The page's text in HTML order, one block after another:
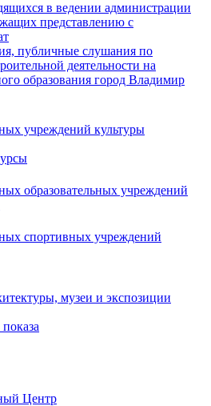
в ведении администрации
представлению с
публичные слушания по
деятельности на
образования город Владимир
учреждений культуры
образовательных учреждений
спортивных учреждений
музеи и экспозиции
Центр